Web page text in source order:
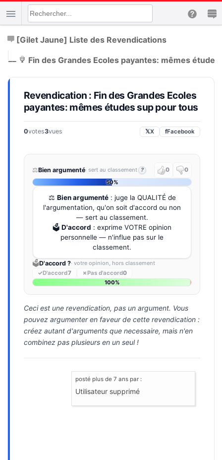
[Gilet Jaune] Liste des Revendications
__ Fin des Grandes Ecoles payantes: mêmes
Revendication : Fin des Grandes Ecoles
payantes: mêmes études sup pour tous
0votes3vues 𝕏X fFacebook
⚖️Bien argumenté· sert au classement ? 0
0
50%
⚖️ Bien argumenté: juge la QUALITÉ de
l'argumentation, qu'on soit d'accord ou non
— sert au classement.
🗳️ D'accord : exprime VOTRE opinion
personnelle — n'influe pas sur le
classement.
🗳️D'accord ?· votre opinion, hors classement
✓D'accord7 ✗Pas d'accord0
100%
Ceci est une revendication, pas un argument. Vous
pouvez argumenter en faveur de cette revendication :
créez autant d'arguments que necessaire, mais n'en
combinez pas plusieurs en un seul !
posté plus de 7 ans par :
Utilisateur supprimé